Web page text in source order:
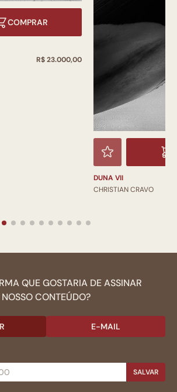
COMPRAR
R$ 23.000,00
DUNA VII
CHRISTIAN CRAVO
QUE GOSTARIA DE ASSINAR
NOSSO CONTEÚDO?
E-MAIL
SALVAR